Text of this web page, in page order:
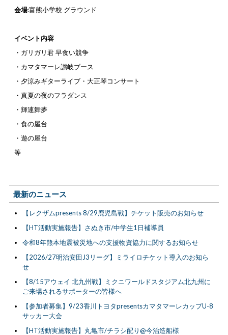
会場:富熊小学校 グラウンド
イベント内容
・ガリガリ君 早食い競争
・カマタマーレ讃岐ブース
・夕涼みギターライブ・大正琴コンサート
・真夏の夜のフラダンス
・輝連舞夢
・食の屋台
・遊の屋台
等
最新のニュース
【レクザムpresents 8/29鹿児島戦】チケット販売のお知らせ
【HT活動実施報告】さぬき市/中学生1日補導員
令和8年熊本地震被災地への支援物資協力に関するお知らせ
【2026/27明治安田J3リーグ】ミライロチケット導入のお知ら
せ
【8/15アウェイ 北九州戦】ミクニワールドスタジアム北九州に
ご来場されるサポーターの皆様へ
【参加者募集】9/23香川トヨタpresentsカマタマーレカップU-8
サッカー大会
【HT活動実施報告】丸亀市/チラシ配り@今治造船様